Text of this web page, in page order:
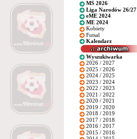
MŚ 2026
Liga Narodów 26/27
eME 2024
ME 2024
Kobiety
Futsal
Kalendarz
Wyszukiwarka
2026 / 2027
2025 / 2026
2024 / 2025
2023 / 2024
2022 / 2023
2021 / 2022
2020 / 2021
2019 / 2020
2018 / 2019
2017 / 2018
2016 / 2017
2015 / 2016